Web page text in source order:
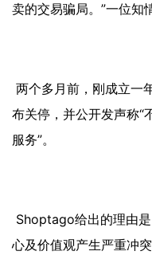
卖的交易骗局。”一位知
两个多月前，刚成立一
布关停，并公开发声称“
服务”。
Shoptago给出的理由
心及价值观产生严重冲